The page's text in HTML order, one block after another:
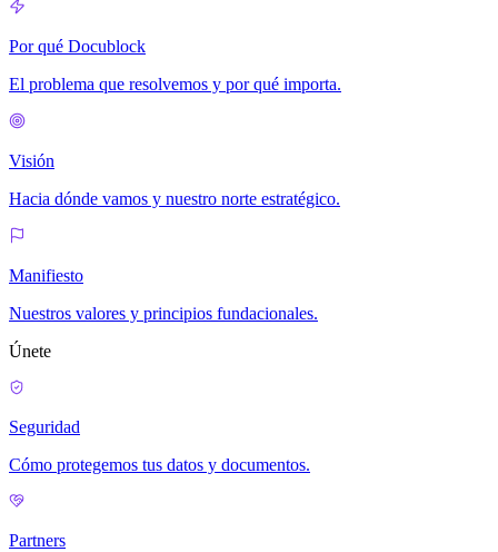
Por qué Docublock
El problema que resolvemos y por qué importa.
Visión
Hacia dónde vamos y nuestro norte estratégico.
Manifiesto
Nuestros valores y principios fundacionales.
Únete
Seguridad
Cómo protegemos tus datos y documentos.
Partners